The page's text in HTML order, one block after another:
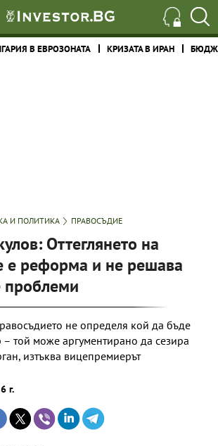
В ЕВРОЗОНАТА КРИЗАТА В ИРАН
И ПОЛИТИКА ПРАВОСЪДИЕ
Оттеглянето на
е реформа и не решава
проблеми
не определя кой да бъде
– той може аргументирано да сезира
изтъква вицепремиерът
г.